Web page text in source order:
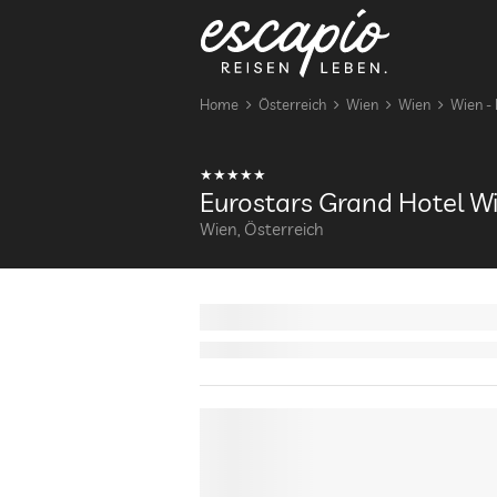
Home Österreich Wien Wien Wien -
Eurostars Grand Hotel
Wien, Österreich